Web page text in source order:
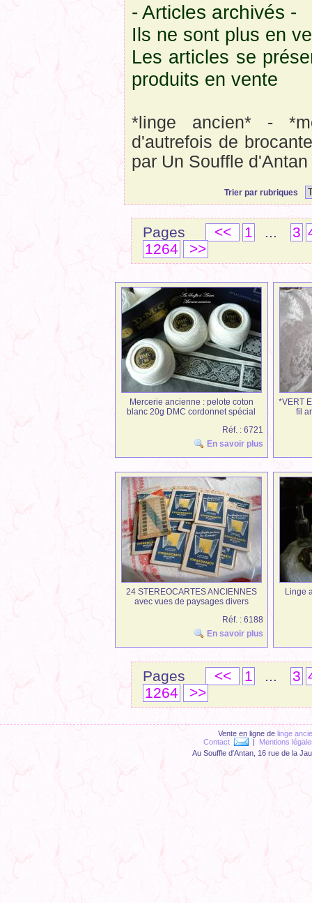
- Articles archivés -
Ils ne sont plus en
Les articles se
produits en vente
*linge ancien* -
d'autrefois de
par Un Souffle d'Antan
Trier par rubriques
Pages << 1 ... 3
1264
>>
Mercerie ancienne : pelote coton
blanc 20g DMC cordonnet spécial
Réf. : 6721
En savoir plus
*VERT
fil
24 STEREOCARTES ANCIENNES
avec vues de paysages divers
Réf. : 6188
En savoir plus
Linge
Pages << 1 ... 3
1264
>>
Vente en ligne delinge
Contact
| Mentions
Au Souffle d'Antan, 16 rue de la